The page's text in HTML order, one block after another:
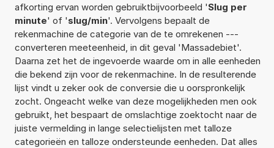
afkorting ervan worden gebruiktbijvoorbeeld 'Slug per
minute' of 'slug/min'. Vervolgens bepaalt de
rekenmachine de categorie van de te omrekenen ---
converteren meeteenheid, in dit geval 'Massadebiet'.
Daarna zet het de ingevoerde waarde om in alle eenheden
die bekend zijn voor de rekenmachine. In de resulterende
lijst vindt u zeker ook de conversie die u oorspronkelijk
zocht. Ongeacht welke van deze mogelijkheden men ook
gebruikt, het bespaart de omslachtige zoektocht naar de
juiste vermelding in lange selectielijsten met talloze
categorieën en talloze ondersteunde eenheden. Dat alles